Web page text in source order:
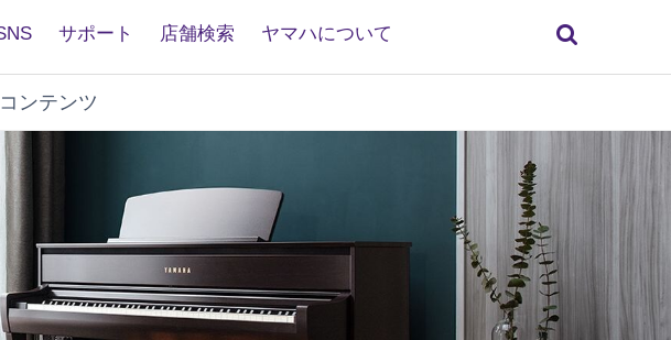
サポート 店舗検索 ヤマハについて
ンテンツ